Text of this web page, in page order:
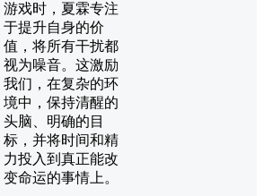
游戏时，夏霖专注
于提升自身的价
值，将所有干扰都
视为噪音。这激励
我们，在复杂的环
境中，保持清醒的
头脑、明确的目
标，并将时间和精
力投入到真正能改
变命运的事情上。